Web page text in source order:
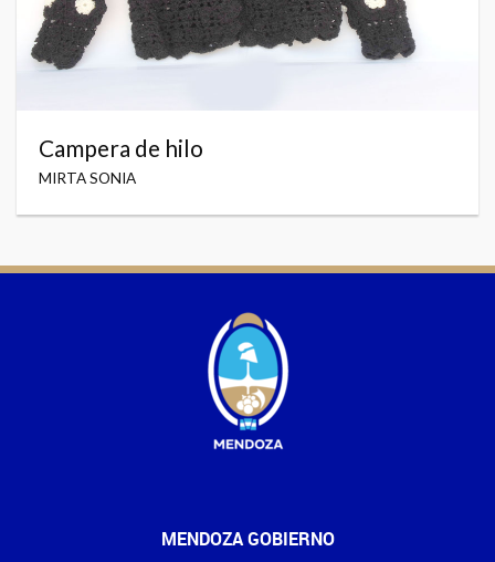
Campera de hilo
MIRTA SONIA
MENDOZA GOBIERNO